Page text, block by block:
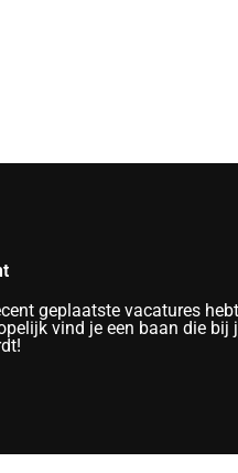
geplaatste vacatures
vind je een baan die bij